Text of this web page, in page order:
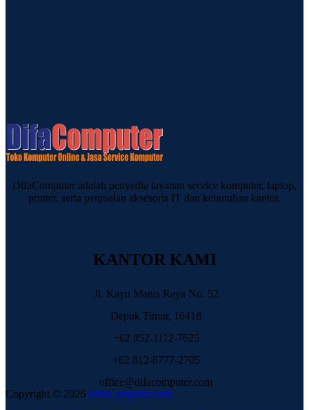
DifaComputer adalah penyedia layanan service komputer, laptop,
printer, serta penjualan aksesoris IT dan kebutuhan kantor.
KANTOR KAMI
Jl. Kayu Manis Raya No. 52
Depok Timur, 16418
+62 852-1112-7625
+62 812-8777-2705
office@difacomputer.com
Copyright © 2026 DifaComputer.com